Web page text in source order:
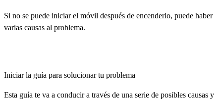
Si no se puede iniciar el móvil después de encenderlo, puede haber
varias causas al problema.
Iniciar la guía para solucionar tu problema
Esta guía te va a conducir a través de una serie de posibles causas y